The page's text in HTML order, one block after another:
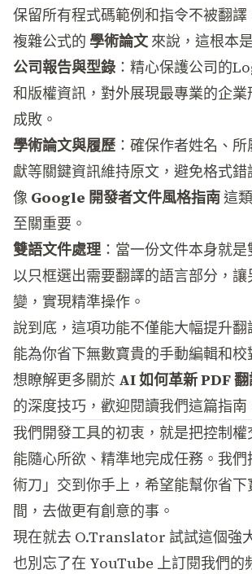
保留所有程式碼範例和指令不被翻
複雜公式的 學術論文來說，這根本
公司報告與型錄 ：精心保護公司的
和版權資訊，對外展現最專業的企
成敗。
學術論文與履歷 ：確保作者姓名、
獻等關鍵資訊維持原文，避免格式
像 Google 開發者文件風格指南這
至關重要。
雙語文件處理：當一份文件本身就
以只框選出需要翻譯的語言部分，
變，實現精準操作。
說到底，這項功能不僅能大幅提升
能為你省下無數寶貴的手動編輯和
想瞭解更多關於 AI 如何革新 PDF
的深度技巧，歡迎閱讀我們這篇指南
我們開發工具的初衷，就是把控制
能隨心所欲、精準地完成任務。我
術刀」交到你手上，希望能幫你省
間，去做更有創意的事。
現在就去 O.Translator 試試這個強
也別忘了在 YouTube 上訂閱我們的